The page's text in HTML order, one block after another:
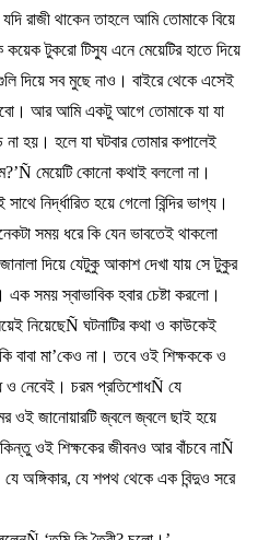
যদি রাজী থাকেন তাহলে আমি তোমাকে বিয়ে
কয়েক টুকরো টিস্যু এনে মেয়েটির হাতে দিয়ে
দিয়ে সব মুছে নাও। বাইরে থেকে এসেই
আর আমি একটু আগে তোমাকে যা যা
না হয়। হলে যা ঘটবার তোমার কপালেই
?’Ñ মেয়েটি কোনো কথাই বললো না।
সাথে নির্দ্ধারিত হয়ে গেলো বিন্দির ভাগ্য।
সময় ধরে কি যেন ভাবতেই থাকলো
জানালা দিয়ে যেটুকু আকাশ দেখা যায় সে টুকুর
এক সময় স্বাভাবিক হবার চেষ্টা করলো।
নিয়েছেÑ ঘটনাটির কথা ও কাউকেই
কি বাবা মা’কেও না। তবে ওই শিক্ষককে ও
ও নেবেই। চরম প্রতিশোধÑ যে
ওই জানোয়ারটি জ্বলে জ্বলে ছাই হয়ে
কিন্তু ওই শিক্ষকের জীবনও আর বাঁচবে নাÑ
যে অঙ্গিকার, যে শপথ থেকে এক বিন্দুও সরে